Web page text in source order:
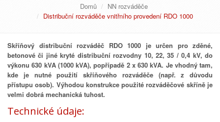
Domů
NN rozváděče
Distribuční rozváděče vnitřního provedení RDO 1000
Skříňový distribuční rozváděč RDO 1000 je určen pro zděné,
betonové či jiné kryté distribuční rozvodny 10, 22, 35 / 0,4 kV, do
výkonu 630 kVA (1000 kVA), popřípadě 2 x 630 kVA. Je vhodný tam,
kde je nutné použití skříňového rozváděče (např. z důvodu
přístupu osob). Výhodou konstrukce použité rozváděčové skříně je
velmi dobrá mechanická tuhost.
Technické údaje: